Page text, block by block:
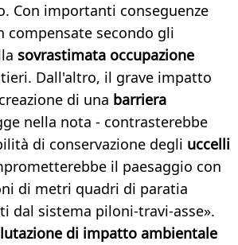
Con importanti conseguenze
compensate secondo gli
sovrastimata occupazione
Dall'altro, il grave impatto
di una barriera
nella nota - contrasterebbe
di conservazione degli uccelli
il paesaggio con
di metri quadri di paratia
dal sistema piloni-travi-asse».
di impatto ambientale